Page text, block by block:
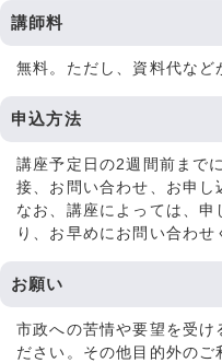
講師料
無料。ただし、資料代など
申込方法
講座予定日の2週間前まで
接、お問い合わせ、お申し
なお、講座によっては、
り、お早めにお問い合わせ
お願い
市政への苦情や要望を受け
ださい。その他目的外の